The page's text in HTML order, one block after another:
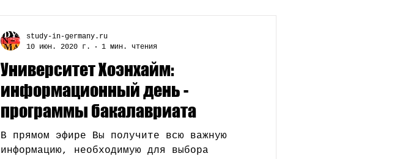
Наука Медицинское образование
Университет Хоэнхайм:
информационный день -
программы бакалавриата
В прямом эфире Вы получите всю важную
информацию, необходимую для выбора
study-in-germany.ru
10 июн. 2020 г.
1 мин. чтения